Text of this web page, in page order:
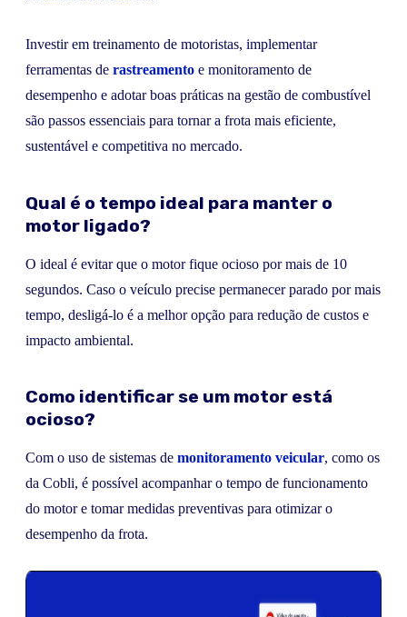
Investir em treinamento de motoristas, implementar
ferramentas de rastreamento e monitoramento de
desempenho e adotar boas práticas na gestão de combustível
são passos essenciais para tornar a frota mais eficiente,
sustentável e competitiva no mercado.
Qual é o tempo ideal para manter o
motor ligado?
O ideal é evitar que o motor fique ocioso por mais de 10
segundos. Caso o veículo precise permanecer parado por mais
tempo, desligá-lo é a melhor opção para redução de custos e
impacto ambiental.
Como identificar se um motor está
ocioso?
Com o uso de sistemas de monitoramento veicular, como os
da Cobli, é possível acompanhar o tempo de funcionamento
do motor e tomar medidas preventivas para otimizar o
desempenho da frota.